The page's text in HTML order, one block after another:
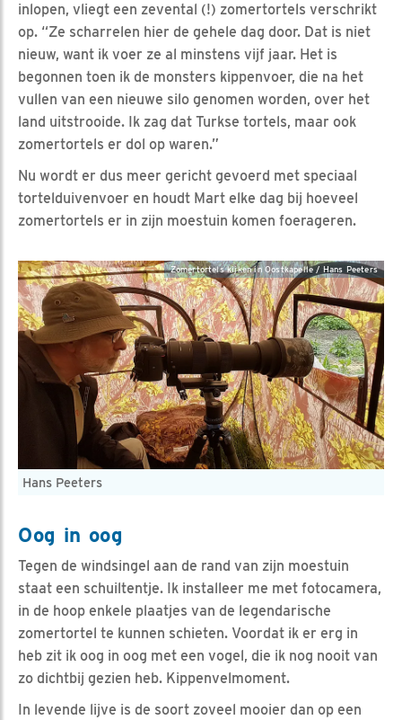
inlopen, vliegt een zevental (!) zomertortels verschrikt
op. “Ze scharrelen hier de gehele dag door. Dat is niet
nieuw, want ik voer ze al minstens vijf jaar. Het is
begonnen toen ik de monsters kippenvoer, die na het
vullen van een nieuwe silo genomen worden, over het
land uitstrooide. Ik zag dat Turkse tortels, maar ook
zomertortels er dol op waren.”
Nu wordt er dus meer gericht gevoerd met speciaal
tortelduivenvoer en houdt Mart elke dag bij hoeveel
zomertortels er in zijn moestuin komen foerageren.
Hans Peeters
Zomertortels kijken in Oostkapelle / Hans Peeters
Oog in oog
Tegen de windsingel aan de rand van zijn moestuin
staat een schuiltentje. Ik installeer me met fotocamera,
in de hoop enkele plaatjes van de legendarische
zomertortel te kunnen schieten. Voordat ik er erg in
heb zit ik oog in oog met een vogel, die ik nog nooit van
zo dichtbij gezien heb. Kippenvelmoment.
In levende lijve is de soort zoveel mooier dan op een